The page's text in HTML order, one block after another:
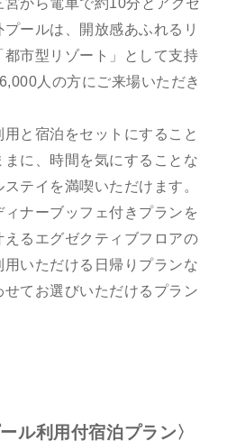
ールは、開放感あふれるリ
市型リゾート」として支持
人の方にご来場いただき
と宿泊をセットにすること
に、時間を気にすることな
テイを満喫いただけます。
ナーブッフェ付きプランを
るエグゼクティブフロアの
いただける日帰りプランな
てお選びいただけるプラン
ル利用付宿泊プラン〉